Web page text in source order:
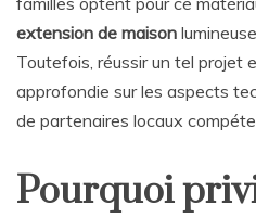
extension de maison
Toutefois, réussir un tel projet
approfondie sur les aspects
de partenaires locaux
Pourquoi